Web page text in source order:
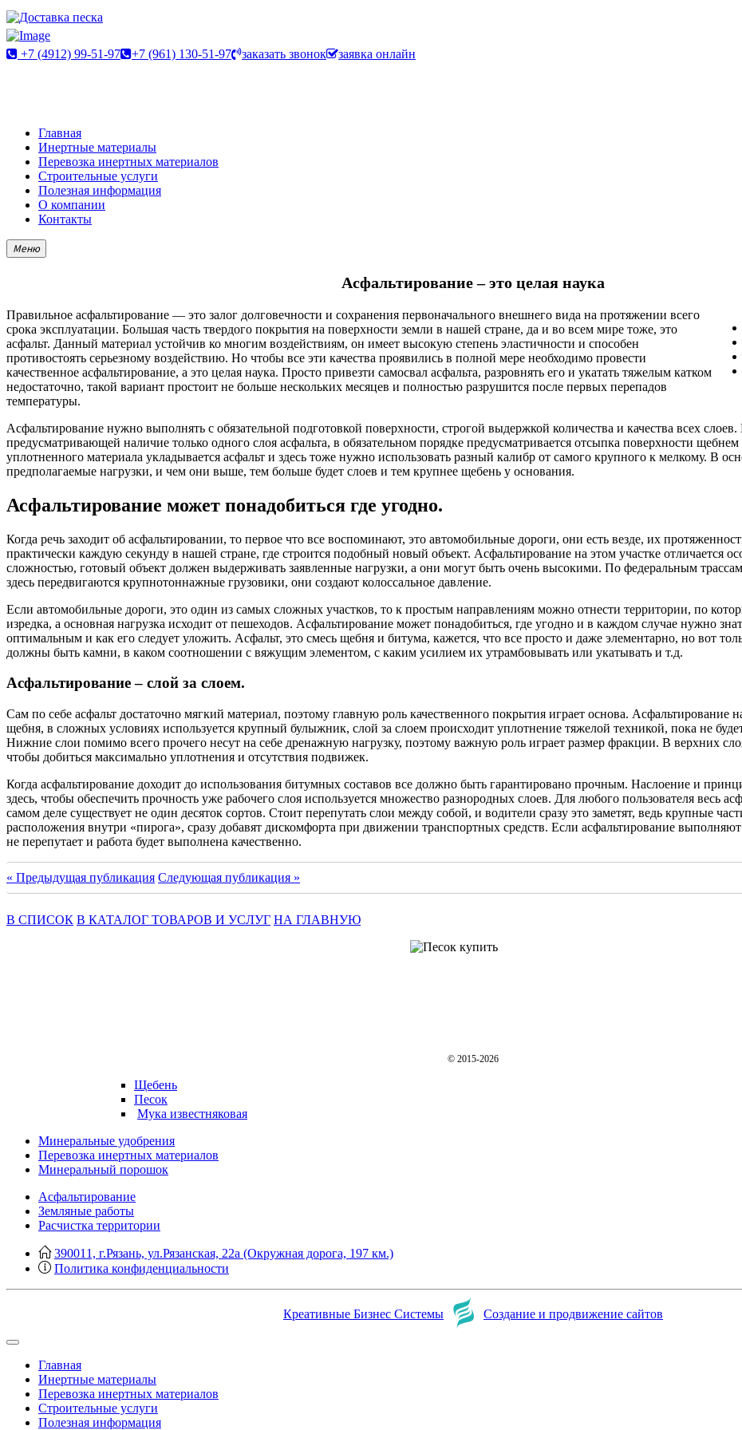
+7 (4912) 99-51-97 +7 (961) 130-51-97 заказать звонок заявка онлайн
Главная
Инертные материалы
Перевозка инертных материалов
Строительные услуги
Полезная информация
О компании
Контакты
Меню
Асфальтирование – это целая наука
Правильное асфальтирование — это залог долговечности и сохранения первоначального внешнего вида на протяжении всего
срока эксплуатации. Большая часть твердого покрытия на поверхности земли в нашей стране, да и во всем мире тоже, это
асфальт. Данный материал устойчив ко многим воздействиям, он имеет высокую степень эластичности и способен
противостоять серьезному воздействию. Но чтобы все эти качества проявились в полной мере необходимо провести
качественное асфальтирование, а это целая наука. Просто привезти самосвал асфальта, разровнять его и укатать тяжелым катком
недостаточно, такой вариант простоит не больше нескольких месяцев и полностью разрушится после первых перепадов
температуры.
Асфальтирование нужно выполнять с обязательной подготовкой поверхности, строгой выдержкой количества и качества всех
предусматривающей наличие только одного слоя асфальта, в обязательном порядке предусматривается отсыпка поверхности
уплотненного материала укладывается асфальт и здесь тоже нужно использовать разный калибр от самого крупного к мелкому. В
предполагаемые нагрузки, и чем они выше, тем больше будет слоев и тем крупнее щебень у основания.
Асфальтирование может понадобиться где угодно.
Когда речь заходит об асфальтировании, то первое что все воспоминают, это автомобильные дороги, они есть везде, их
практически каждую секунду в нашей стране, где строится подобный новый объект. Асфальтирование на этом участке отличается
сложностью, готовый объект должен выдерживать заявленные нагрузки, а они могут быть очень высокими. По федеральным
здесь передвигаются крупнотоннажные грузовики, они создают колоссальное давление.
Если автомобильные дороги, это один из самых сложных участков, то к простым направлениям можно отнести территории, по
изредка, а основная нагрузка исходит от пешеходов. Асфальтирование может понадобиться, где угодно и в каждом случае нужно
оптимальным и как его следует уложить. Асфальт, это смесь щебня и битума, кажется, что все просто и даже элементарно, но вот
должны быть камни, в каком соотношении с вяжущим элементом, с каким усилием их утрамбовывать или укатывать и т.д.
Асфальтирование – слой за слоем.
Сам по себе асфальт достаточно мягкий материал, поэтому главную роль качественного покрытия играет основа. Асфальтирование
щебня, в сложных условиях используется крупный булыжник, слой за слоем происходит уплотнение тяжелой техникой, пока не
Нижние слои помимо всего прочего несут на себе дренажную нагрузку, поэтому важную роль играет размер фракции. В верхних
чтобы добиться максимально уплотнения и отсутствия подвижек.
Когда асфальтирование доходит до использования битумных составов все должно быть гарантировано прочным. Наслоение и
здесь, чтобы обеспечить прочность уже рабочего слоя используется множество разнородных слоев. Для любого пользователя весь
самом деле существует не один десяток сортов. Стоит перепутать слои между собой, и водители сразу это заметят, ведь крупные
расположения внутри «пирога», сразу добавят дискомфорта при движении транспортных средств. Если асфальтирование
не перепутает и работа будет выполнена качественно.
« Предыдущая публикация Следующая публикация »
В СПИСОК В КАТАЛОГ ТОВАРОВ И УСЛУГ НА ГЛАВНУЮ
© 2015-2026
Щебень
Песок
Мука известняковая
Минеральные удобрения
Перевозка инертных материалов
Минеральный порошок
Асфальтирование
Земляные работы
Расчистка территории
390011, г.Рязань, ул.Рязанская, 22а (Окружная дорога, 197 км.)
Политика конфиденциальности
Креативные Бизнес Системы Создание и продвижение сайтов
Главная
Инертные материалы
Перевозка инертных материалов
Строительные услуги
Полезная информация